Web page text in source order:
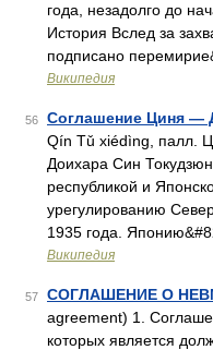
года, незадолго до
История Вслед за
подписано
Википедия
56 Соглашение Циня —
Qín Tǔ xiédìng, палл.
Доихара Син
республикой и
урегулированию
1935 года.
Википедия
57 СОГЛАШЕНИЕ О
agreement) 1.
которых является